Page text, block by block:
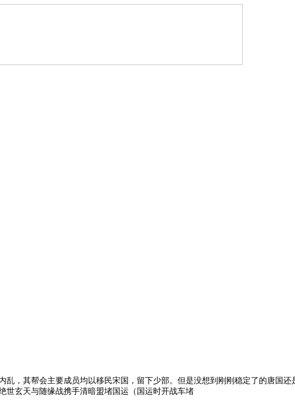
乱，其帮会主要成员均以移民宋国，留下少部。但是没想到刚刚稳定了的唐国
世玄天与随缘战携手清暗盟堵国运（国运时开战车堵